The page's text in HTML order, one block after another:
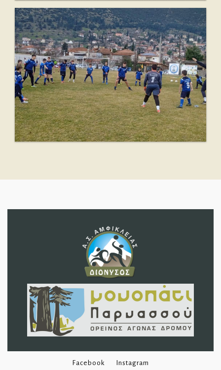
Facebook Instagram